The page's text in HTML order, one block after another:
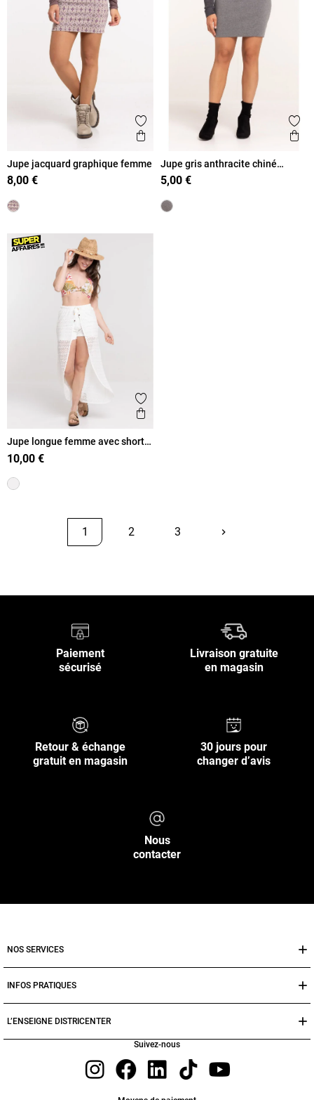
Ajouter aux favoris
Aperçu rapide
Jupe jacquard graphique femme
8,00 €
Jupe gris anthracite chiné
courte femme
5,00 €
Ajouter aux favoris
Aperçu rapide
Jupe longue femme avec short
intégré
10,00 €
1 2 3 keyboard_arrow_rightSuivant
Paiement
sécurisé
Livraison gratuite
en magasin
Retour & échange
gratuit en magasin
30 jours pour
changer d’avis
Nous
contacter
NOS SERVICES
INFOS PRATIQUES
L’ENSEIGNE DISTRICENTER
Suivez-nous